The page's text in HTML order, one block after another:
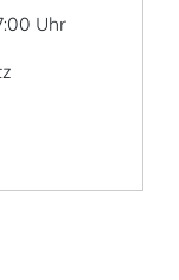
Uhr